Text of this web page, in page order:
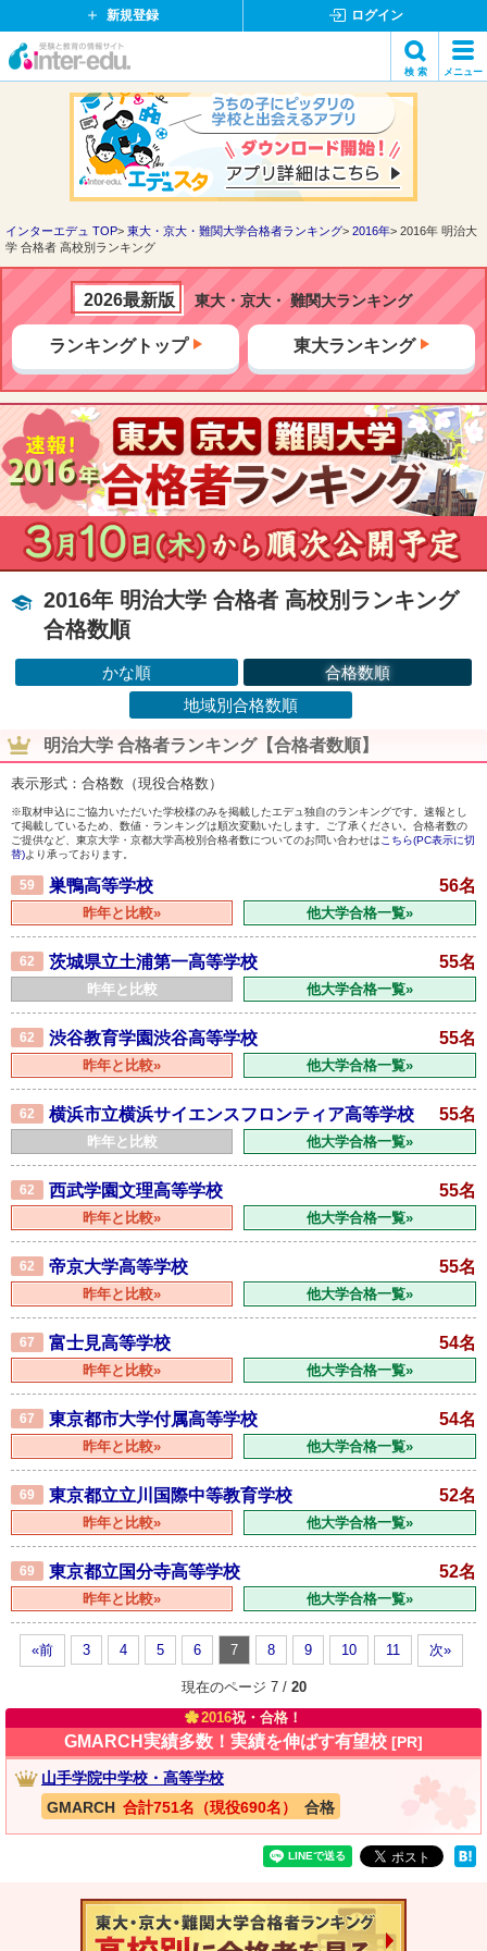
新規登録 ログイン
イ
ド
ッ
ト
検 索 メニュー
検索
インターエデュ TOP 東大・京大・難関大学合格者ランキング 2016年
2016年 明治大
学 合格者 高校別ランキング
2026最新版 東大・京大・ 難関大ランキング
ランキングトップ 東大ランキング
2016年 明治大学 合格者 高校別ランキング
合格数順
かな順
合格数順
地域別合格数順
明治大学 合格者ランキング【合格者数順】
表示形式：合格数（現役合格数）
※取材申込にご協力いただいた学校様のみを掲載したエデュ独自のランキングです。速報とし
て掲載しているため、数値・ランキングは順次変動いたします。ご了承ください。合格者数の
ご提供など、東京大学・京都大学高校別合格者数についてのお問い合わせはこちら(PC表示に切
替)より承っております。
59 巣鴨高等学校 56名
昨年と比較» 他大学合格一覧»
62 茨城県立土浦第一高等学校 55名
昨年と比較 他大学合格一覧»
62 渋谷教育学園渋谷高等学校 55名
昨年と比較» 他大学合格一覧»
62 横浜市立横浜サイエンスフロンティア高等学校 55名
昨年と比較 他大学合格一覧»
62 西武学園文理高等学校 55名
昨年と比較» 他大学合格一覧»
62 帝京大学高等学校 55名
昨年と比較» 他大学合格一覧»
67 富士見高等学校 54名
昨年と比較» 他大学合格一覧»
67 東京都市大学付属高等学校 54名
昨年と比較» 他大学合格一覧»
69 東京都立立川国際中等教育学校 52名
昨年と比較» 他大学合格一覧»
69 東京都立国分寺高等学校 52名
昨年と比較» 他大学合格一覧»
«前 3 4 5 6 7 8 9 10 11 次»
現在のページ 7 / 20
2016祝・合格！
GMARCH実績多数！実績を伸ばす有望校 [PR]
山手学院中学校・高等学校
GMARCH 合計751名（現役690名） 合格